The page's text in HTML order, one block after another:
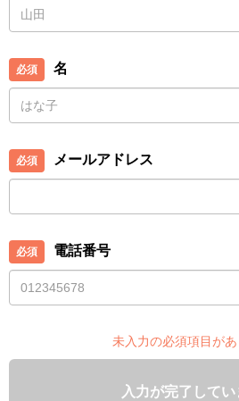
名
メールアドレス
電話番号
未入力の必須項目があ